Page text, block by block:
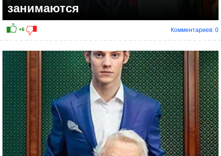
занимаются
Комментариев: 0